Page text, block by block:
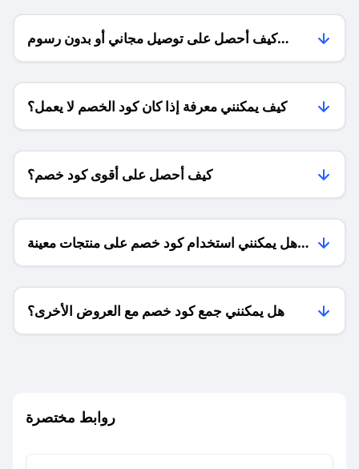
كيف أحصل على توصيل مجاني أو بدون رسوم
الشحن ؟
كيف يمكنني معرفة إذا كان كود الخصم لا يعمل؟
كيف أحصل على أقوى كود خصم؟
هل يمكنني استخدام كود خصم على منتجات معينة
فقط؟
هل يمكنني جمع كود خصم مع العروض الأخرى؟
روابط مختصرة